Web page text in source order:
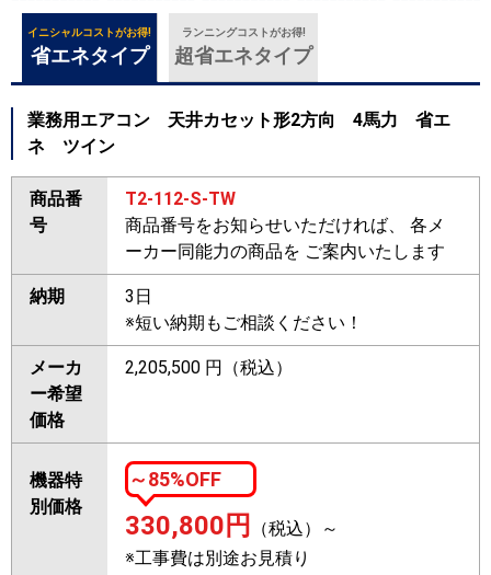
イニシャルコストがお得!
省エネタイプ
ランニングコストがお得!
超省エネタイプ
業務用エアコン 天井カセット形2方向 4馬力 省エ
ネ ツイン
商品番
号
T2-112-S-TW
商品番号をお知らせいただければ、 各メ
ーカー同能力の商品を ご案内いたします
納期
3日
※短い納期もご相談ください！
メーカ
ー希望
価格
2,205,500 円（税込）
機器特
別価格
～85%OFF
330,800 円
（税込）～
※工事費は別途お見積り